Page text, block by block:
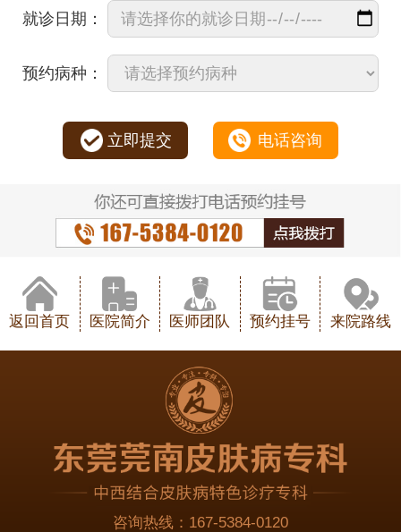
就诊日期：
预约病种：
立即提交 电话咨询
返回首页 医院简介 医师团队 预约挂号 来院路线
咨询热线： 167-5384-0120